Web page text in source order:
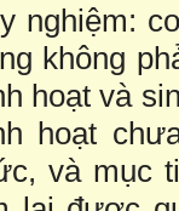
nghiệm:
không
hoạt và
hoạt
và mục